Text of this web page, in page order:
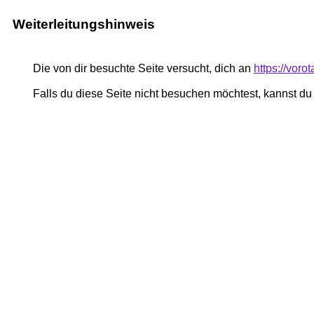
Weiterleitungshinweis
Die von dir besuchte Seite versucht, dich an https://
Falls du diese Seite nicht besuchen möchtest, kannst du